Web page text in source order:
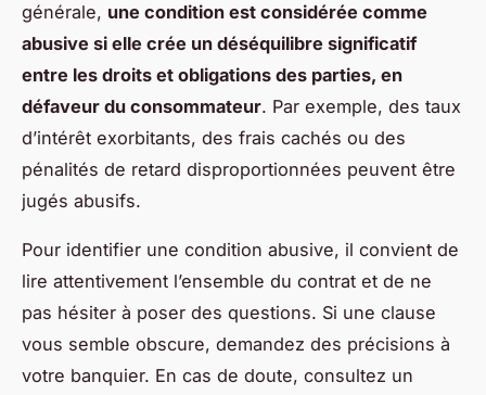
générale, une condition est considérée comme
abusive si elle crée un déséquilibre significatif
entre les droits et obligations des parties, en
défaveur du consommateur. Par exemple, des taux
d’intérêt exorbitants, des frais cachés ou des
pénalités de retard disproportionnées peuvent être
jugés abusifs.
Pour identifier une condition abusive, il convient de
lire attentivement l’ensemble du contrat et de ne
pas hésiter à poser des questions. Si une clause
vous semble obscure, demandez des précisions à
votre banquier. En cas de doute, consultez un